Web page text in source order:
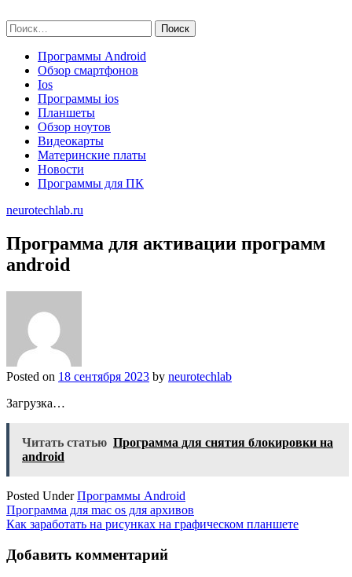
to
content
Найти:
Программы Android
Обзор смартфонов
Ios
Программы ios
Планшеты
Обзор ноутов
Видеокарты
Материнские платы
Новости
Программы для ПК
neurotechlab.ru
Программа для активации программ
android
Posted on 18 сентября 2023 by neurotechlab
Загрузка…
Читать статью Программа для снятия блокировки на
android
Posted UnderПрограммы Android
Навигация
по
записям
Программа для mac os для архивов
Как заработать на рисунках на графическом планшете
Добавить комментарий